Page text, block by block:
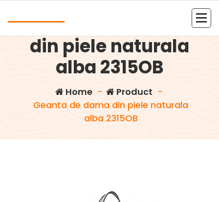
Geanta de dama
din piele naturala
alba 2315OB
Home- Product -
Geanta de dama din piele naturala
alba 2315OB